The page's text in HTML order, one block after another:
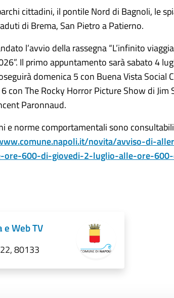
cittadini, il pontile Nord di Bagnoli, le
di Brema, San Pietro a Patierno.
l’avvio della rassegna “L’infinito
Il primo appuntamento sarà sabato 4
domenica 5 con Buena Vista Social
con The Rocky Horror Picture Show di Jim
Paronnaud.
e norme comportamentali sono
novita/avviso-di-
ore-600-di-giovedi-2-luglio-alle-ore-
Web TV
80133